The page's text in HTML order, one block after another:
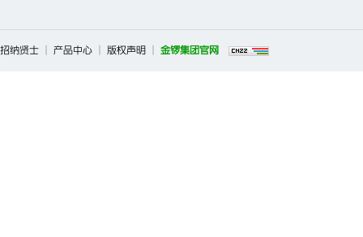
招纳贤士 | 产品中心 | 版权声明 | 金锣集团官网